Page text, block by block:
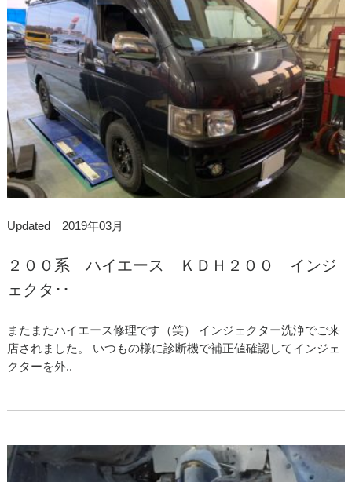
Updated 2019年03月
２００系 ハイエース ＫＤＨ２００ インジ
ェクタ･･
またまたハイエース修理です（笑） インジェクター洗浄でご来
店されました。 いつもの様に診断機で補正値確認してインジェ
クターを外..